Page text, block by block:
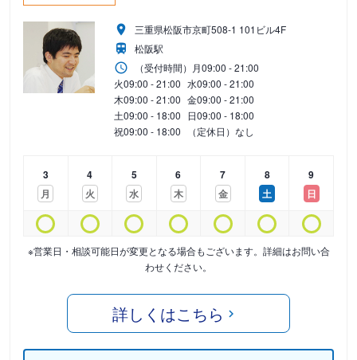
三重県松阪市京町508-1 101ビル4F
松阪駅
（受付時間） 月09:00 - 21:00
火09:00 - 21:00 水09:00 - 21:00
木09:00 - 21:00 金09:00 - 21:00
土09:00 - 18:00 日09:00 - 18:00
祝09:00 - 18:00 （定休日）なし
3
月
4
火
5
水
6
木
7
金
8
土
9
日
※営業日・相談可能日が変更となる場合もございます。詳細はお問い合
わせください。
詳しくはこちら